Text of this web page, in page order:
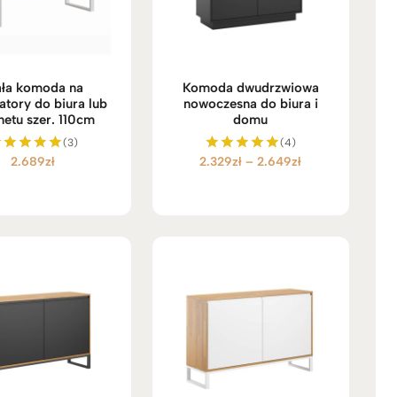
komoda na
do biura lub
szer. 110cm
(3)
2.689zł
Komoda dwudrzwiowa
nowoczesna do biura i
domu
Oceniono
(4)
2.329zł – 2.649złZakres